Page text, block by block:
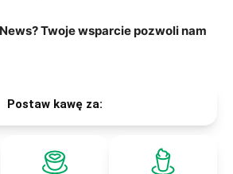
Twoje wsparcie pozwoli nam
Postaw kawę za: